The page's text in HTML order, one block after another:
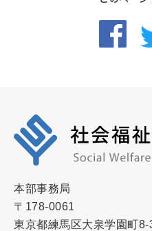
本部事務局
〒178-0061
東京都練馬区大泉学園町8-